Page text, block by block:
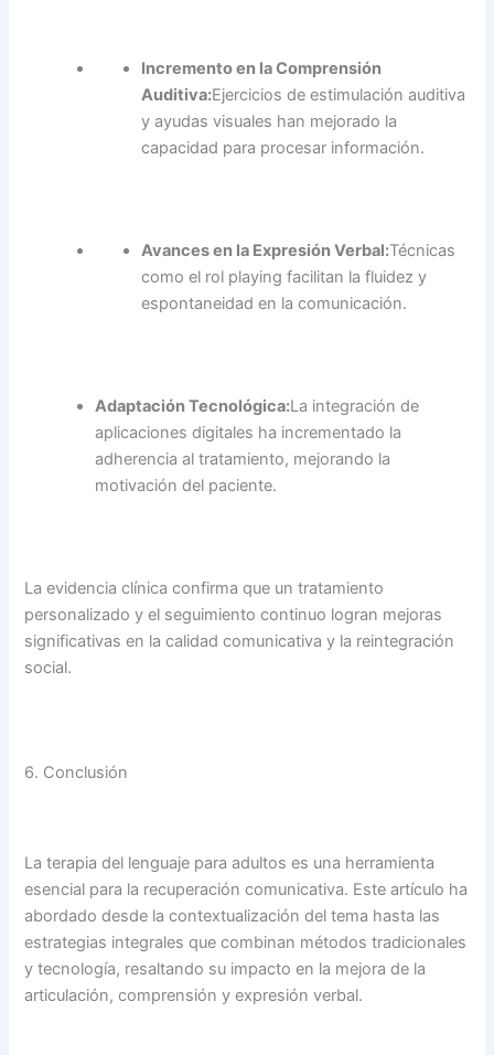
Incremento en la Comprensión
Auditiva:Ejercicios de estimulación auditiva
y ayudas visuales han mejorado la
capacidad para procesar información.
Avances en la Expresión Verbal:Técnicas
como el rol playing facilitan la fluidez y
espontaneidad en la comunicación.
Adaptación Tecnológica:La integración de
aplicaciones digitales ha incrementado la
adherencia al tratamiento, mejorando la
motivación del paciente.
La evidencia clínica confirma que un tratamiento
personalizado y el seguimiento continuo logran mejoras
significativas en la calidad comunicativa y la reintegración
social.
6. Conclusión
La terapia del lenguaje para adultos es una herramienta
esencial para la recuperación comunicativa. Este artículo ha
abordado desde la contextualización del tema hasta las
estrategias integrales que combinan métodos tradicionales
y tecnología, resaltando su impacto en la mejora de la
articulación, comprensión y expresión verbal.